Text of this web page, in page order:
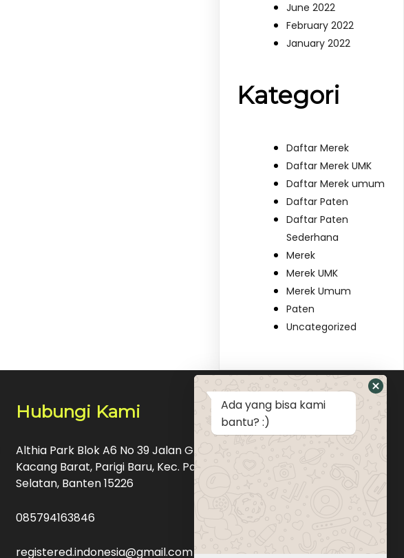
June 2022
February 2022
January 2022
Kategori
Daftar Merek
Daftar Merek UMK
Daftar Merek umum
Daftar Paten
Daftar Paten
Sederhana
Merek
Merek UMK
Merek Umum
Paten
Uncategorized
Hubungi Kami
Althia Park Blok A6 No 39 Jalan Graha Raya Bintaro Pondok
Kacang Barat, Parigi Baru, Kec. Pd. Aren, Kota Tangerang
Selatan, Banten 15226
085794163846
registered.indonesia@gmail.com
Ada yang bisa kami
bantu? :)